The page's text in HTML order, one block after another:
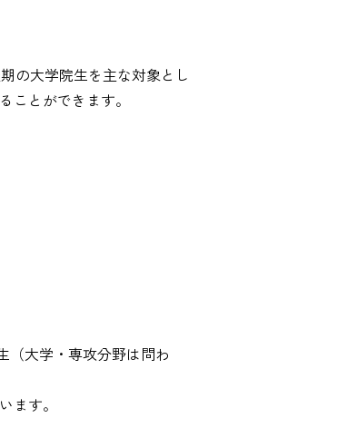
の大学院生を主な対象とし
とができます。
（大学・専攻分野は問わ
ます。